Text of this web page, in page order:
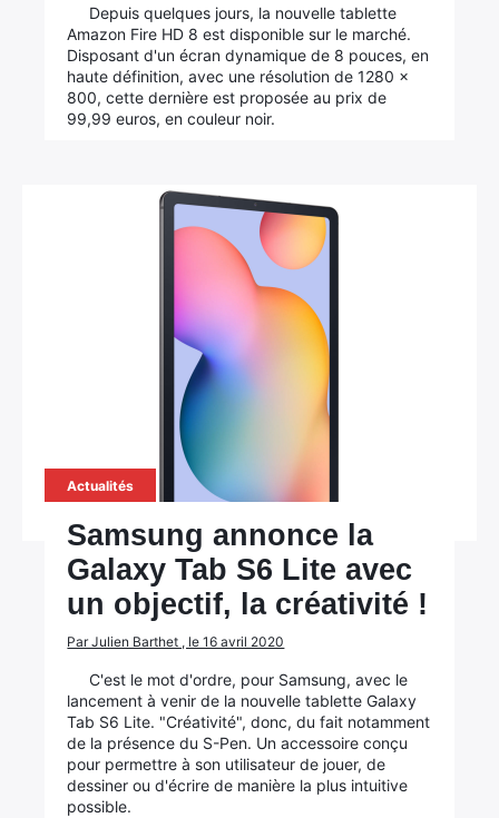
Depuis quelques jours, la nouvelle tablette
Amazon Fire HD 8 est disponible sur le marché.
Disposant d'un écran dynamique de 8 pouces, en
haute définition, avec une résolution de 1280 x
800, cette dernière est proposée au prix de
99,99 euros, en couleur noir.
Actualités
Samsung annonce la
Galaxy Tab S6 Lite avec
un objectif, la créativité !
Par Julien Barthet , le 16 avril 2020
C'est le mot d'ordre, pour Samsung, avec le
lancement à venir de la nouvelle tablette Galaxy
Tab S6 Lite. "Créativité", donc, du fait notamment
de la présence du S-Pen. Un accessoire conçu
pour permettre à son utilisateur de jouer, de
dessiner ou d'écrire de manière la plus intuitive
possible.